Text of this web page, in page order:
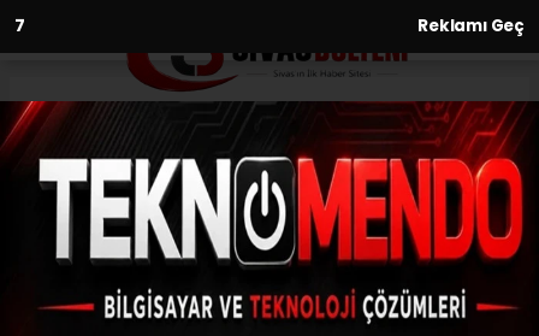
6 Reklamı Geç
Anasayfa
Sivasspor’da Kayode’nin
durumu belirsiz
21.06.2021 - 11:53, Güncelleme: 21.06.2021 - 11:53